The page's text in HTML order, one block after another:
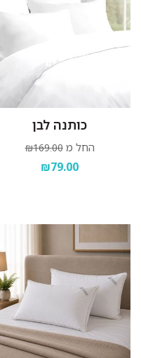
כותנה לבן
החל מ ₪169.00
₪79.00